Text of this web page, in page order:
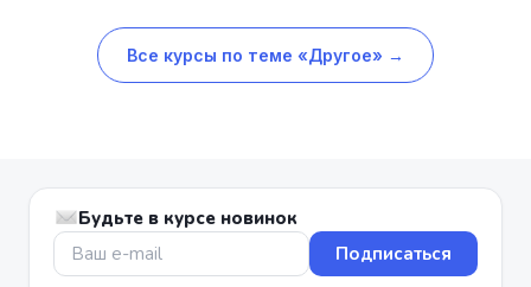
Все курсы по теме «Другое» →
Будьте в курсе новинок
Подписаться